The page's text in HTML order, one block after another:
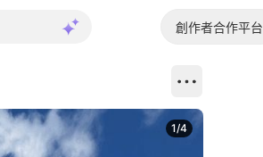
創作者合作平台
1/4